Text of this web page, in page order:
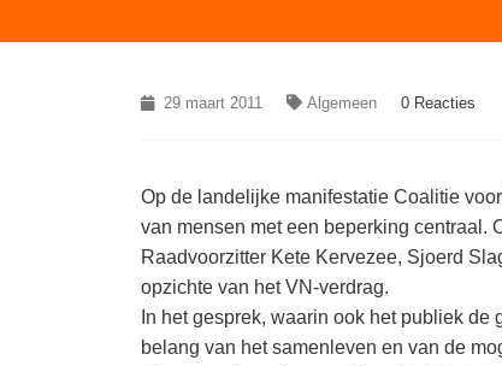
29 maart 2011 Algemeen 0 Reacties
Op de landelijke manifestatie Coalitie
van mensen met een beperking centraal.
Raadvoorzitter Kete Kervezee, Sjoerd
opzichte van het VN-verdrag.
In het gesprek, waarin ook het publiek
belang van het samenleven en van de